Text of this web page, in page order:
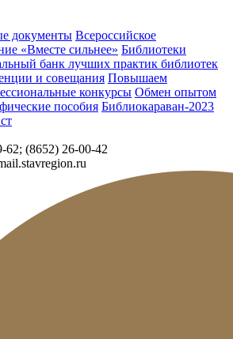
документы Всероссийское
«Вместе сильнее» Библиотеки
банк лучших практик библиотек
и совещания Повышаем
конкурсы Обмен опытом
пособия Библиокараван-2023
62; (8652) 26-00-42